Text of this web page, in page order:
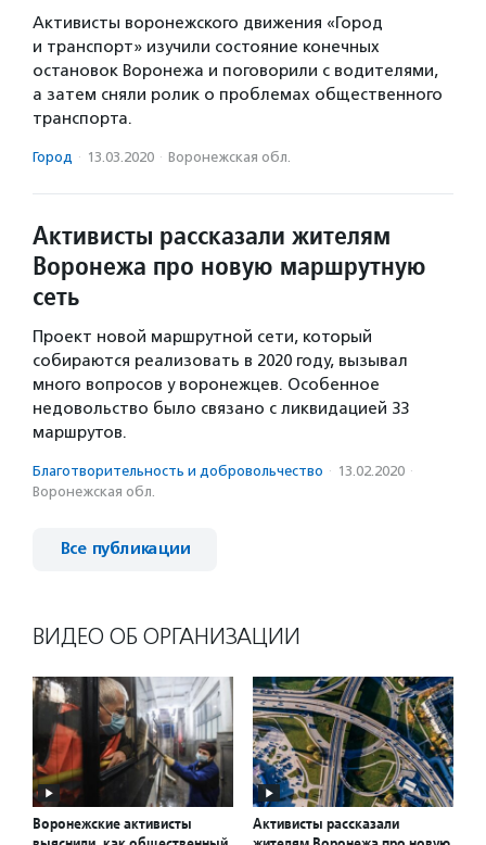
Активисты воронежского движения «Город
и транспорт» изучили состояние конечных
остановок Воронежа и поговорили с водителями,
а затем сняли ролик о проблемах общественного
транспорта.
Город · 13.03.2020 · Воронежская обл.
Активисты рассказали жителям
Воронежа про новую маршрутную
сеть
Проект новой маршрутной сети, который
собираются реализовать в 2020 году, вызывал
много вопросов у воронежцев. Особенное
недовольство было связано с ликвидацией 33
маршрутов.
Благотвори­тель­ность и доброволь­чест­во · 13.02.2020 ·
Воронежская обл.
Все публикации
ВИДЕО ОБ ОРГАНИЗАЦИИ
Воронежские активисты
Активисты рассказали